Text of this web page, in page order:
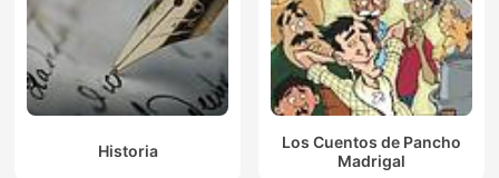
Historia
Los Cuentos de Pancho
Madrigal